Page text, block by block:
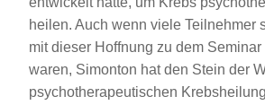
heilen. Auch wenn viele Teilnehmer
mit dieser Hoffnung zu dem Seminar
waren, Simonton hat den Stein der
psychotherapeutischen